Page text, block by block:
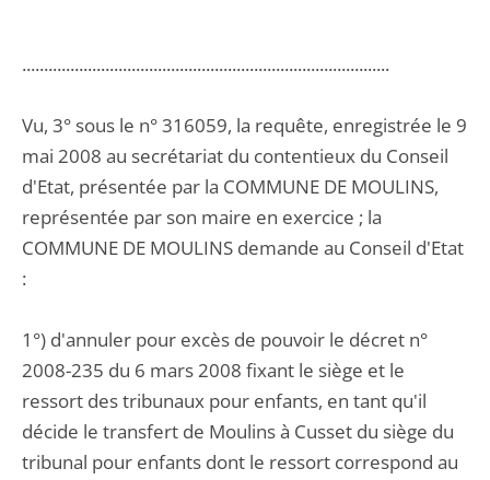
....................................................................................
Vu, 3° sous le n° 316059, la requête, enregistrée le 9
mai 2008 au secrétariat du contentieux du Conseil
d'Etat, présentée par la COMMUNE DE MOULINS,
représentée par son maire en exercice ; la
COMMUNE DE MOULINS demande au Conseil d'Etat
:
1°) d'annuler pour excès de pouvoir le décret n°
2008-235 du 6 mars 2008 fixant le siège et le
ressort des tribunaux pour enfants, en tant qu'il
décide le transfert de Moulins à Cusset du siège du
tribunal pour enfants dont le ressort correspond au